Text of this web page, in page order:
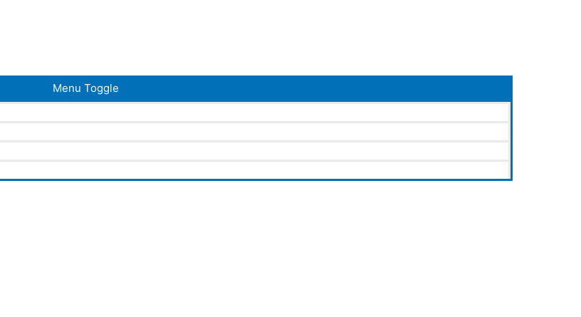
Menu Toggle